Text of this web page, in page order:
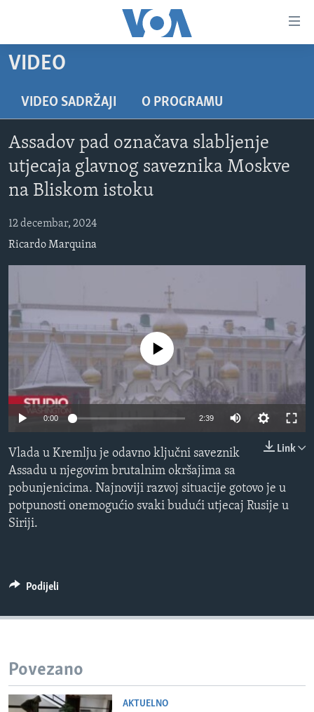
glavni
Pređi
na
glavnu
Idi
na
VIDEO
VIJESTI
SJEDINJENE AMERIČKE DRŽAVE
SVIJET
NAUKA I TEHNOLOGIJA
KORUPCIJA
SLOBODA MEDIJA
IZBJEGLIČKA STRANA
MAGAZIN
O GLASU AMERIKE
Learning English
Jezici
VIDEO
VIDEO SADRŽAJI O PROGRAMU
Assadov pad označava slabljenje
utjecaja glavnog saveznika Moskve
na Bliskom istoku
12 decembar, 2024
Ricardo Marquina
No media source currently available
0:00 2:39
Link
Vlada u Kremlju je odavno ključni saveznik
Assadu u njegovim brutalnim okršajima sa
pobunjenicima. Najnoviji razvoj situacije gotovo je u
potpunosti onemogućio svaki budući utjecaj Rusije u
Siriji.
Podijeli
Povezano
AKTUELNO